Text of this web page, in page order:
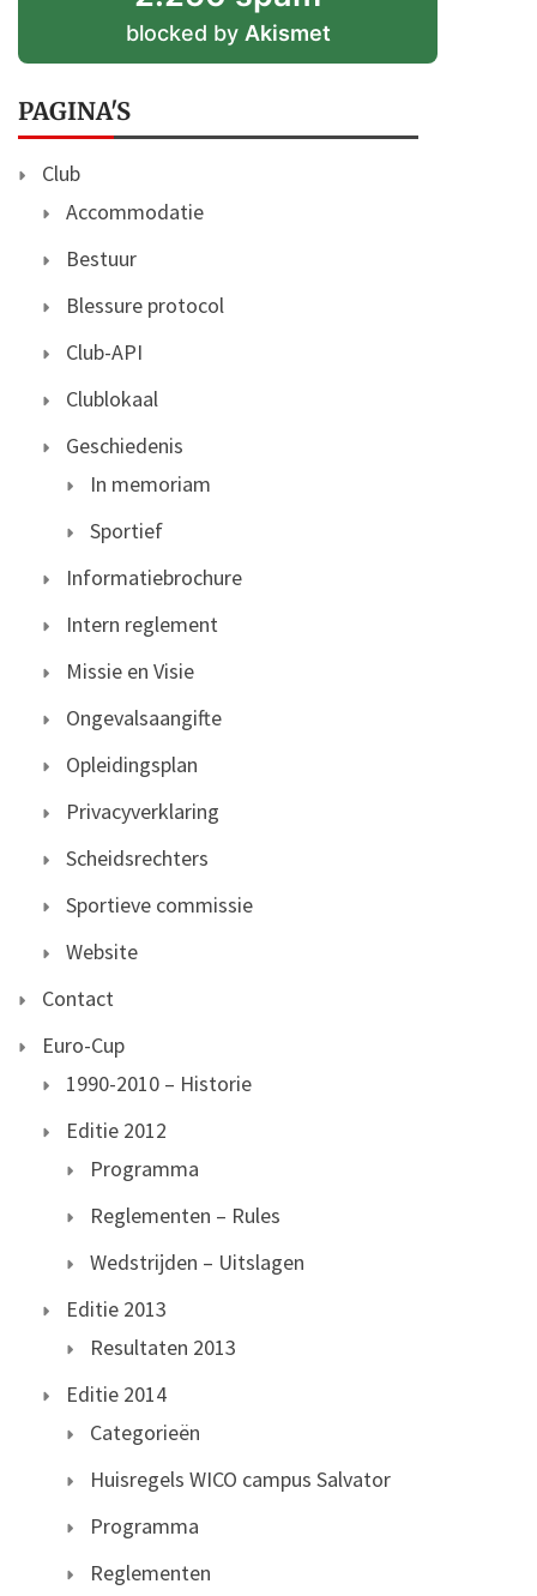
blocked by Akismet
PAGINA'S
Club
Accommodatie
Bestuur
Blessure protocol
Club-API
Clublokaal
Geschiedenis
In memoriam
Sportief
Informatiebrochure
Intern reglement
Missie en Visie
Ongevalsaangifte
Opleidingsplan
Privacyverklaring
Scheidsrechters
Sportieve commissie
Website
Contact
Euro-Cup
1990-2010 – Historie
Editie 2012
Programma
Reglementen – Rules
Wedstrijden – Uitslagen
Editie 2013
Resultaten 2013
Editie 2014
Categorieën
Huisregels WICO campus Salvator
Programma
Reglementen